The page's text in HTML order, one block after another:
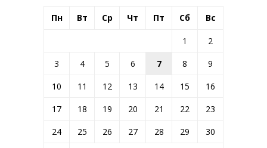
Пн Вт Ср Чт Пт Сб Вс
1
2
3
4 5 6 7 8
9
10
11 12 13 14 15
16
17
18 19 20 21 22
23
24
25 26 27 28 29
30